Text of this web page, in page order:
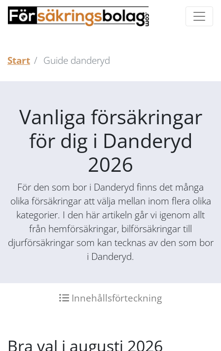
Start Guide danderyd
Vanliga försäkringar
för dig i Danderyd
2026
För den som bor i Danderyd finns det många
olika försäkringar att välja mellan inom flera olika
kategorier. I den här artikeln går vi igenom allt
från hemförsäkringar, bilförsäkringar till
djurförsäkringar som kan tecknas av den som bor
i Danderyd.
Innehållsförteckning
Bra val i augusti 2026